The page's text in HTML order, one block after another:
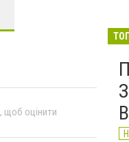
, щоб оцінити